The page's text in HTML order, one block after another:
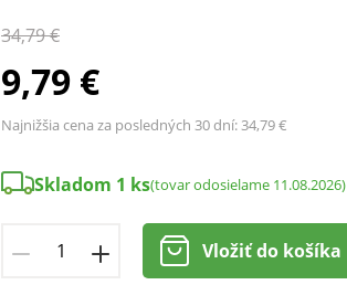
34,79 €
9,79 €
Najnižšia cena za posledných 30 dní:34,79 €
Skladom 1 ks(tovar odosielame 11.08.2026)
Vložiť do košíka